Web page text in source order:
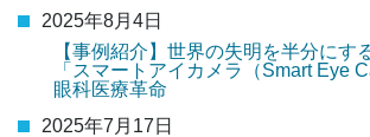
2025年8月4日
【事例紹介】世界の失明を半分にす
「スマートアイカメラ（Smart Eye
眼科医療革命
2025年7月17日